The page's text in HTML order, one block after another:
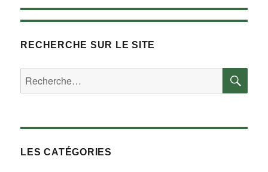
RECHERCHE SUR LE SITE
Rechercher :
LES CATÉGORIES